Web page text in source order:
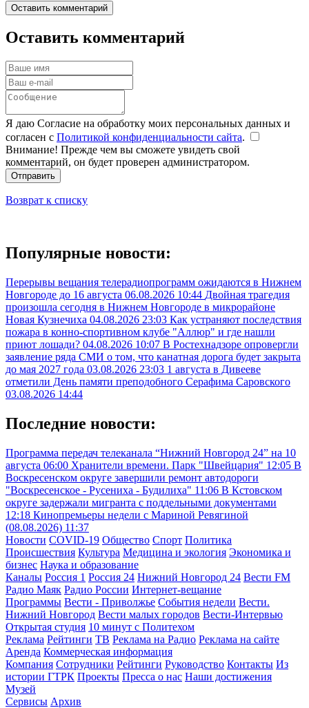
Оставить комментарий
Оставить комментарий
Я даю Согласие на обработку моих персональных данных и
согласен с Политикой конфиденциальности сайта.
Внимание! Прежде чем вы сможете увидеть свой
комментарий, он будет проверен администратором.
Отправить
Возврат к списку
Популярные новости:
Перерывы вещания телерадиопрограмм ожидаются в Нижнем
Новгороде до 16 августа 06.08.2026 10:44 Двойная трагедия
произошла сегодня в Нижнем Новгороде в микрорайоне
Новая Кузнечиха 04.08.2026 23:03 Как устраняют последствия
пожара в конно-спортивном клубе "Аллюр" и где нашли
приют лошади? 04.08.2026 10:07 В Ростехнадзоре опровергли
заявление ряда СМИ о том, что канатная дорога будет закрыта
до мая 2027 года 03.08.2026 23:03 1 августа в Дивееве
отметили День памяти преподобного Серафима Саровского
03.08.2026 14:44
Последние новости:
Программа передач телеканала “Нижний Новгород 24” на 10
августа 06:00 Хранители времени. Парк "Швейцария" 12:05 В
Воскресенском округе завершили ремонт автодороги
"Воскресенское - Русениха - Будилиха" 11:06 В Кстовском
округе задержали мигранта с поддельными документами
12:18 Кинопремьеры недели с Мариной Ревягиной
(08.08.2026) 11:37
Новости COVID-19 Общество Спорт Политика
Происшествия Культура Медицина и экология Экономика и
бизнес Наука и образование
Каналы Россия 1 Россия 24 Нижний Новгород 24 Вести FM
Радио Маяк Радио России Интернет-вещание
Программы Вести - Приволжье События недели Вести.
Нижний Новгород Вести малых городов Вести-Интервью
Открытая студия 10 минут с Политехом
Реклама Рейтинги ТВ Реклама на Радио Реклама на сайте
Аренда Коммерческая информация
Компания Сотрудники Рейтинги Руководство Контакты Из
истории ГТРК Проекты Пресса о нас Наши достижения
Музей
Сервисы Архив